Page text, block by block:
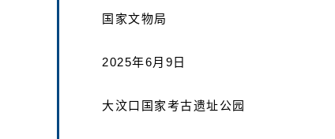
国家文物局
2025年6月9日
大汶口国家考古遗址公园